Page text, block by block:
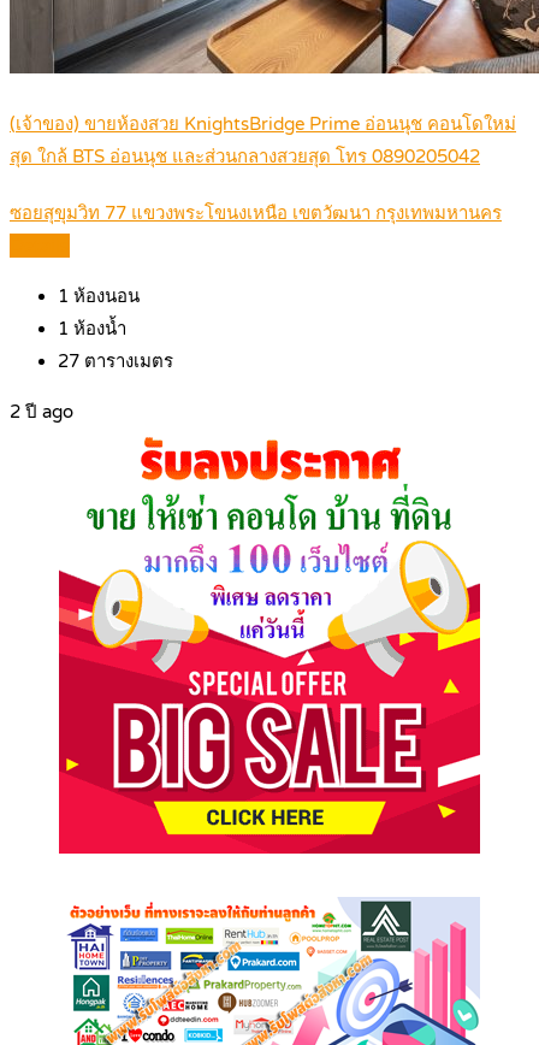
(เจ้าของ) ขายห้องสวย KnightsBridge Prime อ่อนนุช คอนโดใหม่
สุด ใกล้ BTS อ่อนนุช และส่วนกลางสวยสุด โทร 0890205042
ซอยสุขุมวิท 77 แขวงพระโขนงเหนือ เขตวัฒนา กรุงเทพมหานคร
1 ห้องนอน
1 ห้องน้ำ
27 ตารางเมตร
2 ปี ago